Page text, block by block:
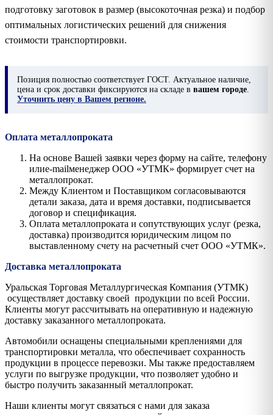
подготовку заготовок в размер (высокоточная резка) и подбор
оптимальных логистических решений для снижения
стоимости транспортировки.
Позиция полностью соответствует ГОСТ. Актуальное наличие,
цена и срок доставки фиксируются на складе в вашем городе
Уточнить цену в Вашем регионе.
Оплата металлопроката
На основе Вашей заявки через форму на сайте, телефону
илиe-mailменеджер ООО «УТМК» формирует счет на
металлопрокат.
Между Клиентом и Поставщиком согласовываются
детали заказа, дата и время доставки, подписывается
договор и спецификация.
Оплата металлопроката и сопутствующих услуг (резка,
доставка) производится юридическим лицом по
выставленному счету на расчетный счет ООО «УТМК».
Доставка металлопроката
Уральская Торговая Металлургическая Компания (УТМК)
осуществляет доставку своей продукции по всей России.
Клиенты могут рассчитывать на оперативную и надежную
доставку заказанного металлопроката.
Автомобили оснащены специальными креплениями для
транспортировки металла, что обеспечивает сохранность
продукции в процессе перевозки. Мы также предоставляем
услуги по выгрузке продукции, что позволяет удобно и
быстро получить заказанный металлопрокат.
Наши клиенты могут связаться с нами для заказа